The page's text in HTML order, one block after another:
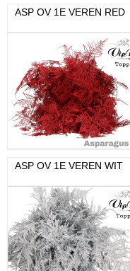
ASP OV 1E VEREN RED
ASP OV 1E VEREN WIT